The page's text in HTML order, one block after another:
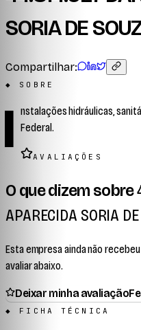
SORIA DE
Compartilhar:
◆ SOBRE
I nstalações hidráulicas,
Federal.
AVALIAÇÕES
O que dizem sobre
APARECIDA SORIA
Esta empresa ainda não
avaliar abaixo.
Deixar minha avaliação
◆ FICHA TÉCNICA